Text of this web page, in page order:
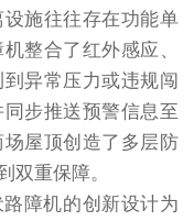
施往往存在功能单
整合了红外感应、
异常压力或违规闯
步推送预警信息至
屋顶创造了多层防
双重保障。
障机的创新设计为